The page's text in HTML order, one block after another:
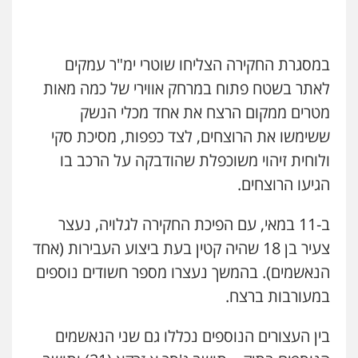
תעבורה
0506984757
עו"ד אתנה אדרי
פשיעה חמורה כלכלי פלילי מעצרים
וחקירות עורכי דין לענייני אסירים
0502181995
עו"ד גיורא זילברשטיין
פלילי פשיעה חמורה מעצרים וחקירות
0505212444
גיל פרידמן – משרד עו"ד
רישום פלילי
במסגרת החקירה הצליחו שוטרי ימ"ר עמקים
לאתר בשטח פתוח במרחק אווירי של כמה מאות
מטרים ממקום הרצח את אחד מכלי הנשק
ששימשו את הרוצחים, לצד כפפות, מסיכת סקי
ולוחית זיהוי משוכפלת שהודבקה על הרכב בו
הגיעו הרוצחים.
ב-11 במאי, עם הפיכת החקירה לגלויה, נעצר
צעיר בן 18 שהיה קטין בעת ביצוע העבירות (אחד
הנאשמים). בהמשך נעצרו מספר חשודים נוספים
במעורבות ברצח.
בין העצורים הנוספים נכללו גם שני הנאשמים